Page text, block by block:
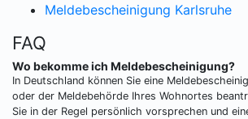
Meldebescheinigung Karlsruhe
FAQ
Wo bekomme ich Meldebescheinigung?
In Deutschland können Sie eine
oder der Meldebehörde Ihres Wohnortes
Sie in der Regel persönlich vorsprechen und